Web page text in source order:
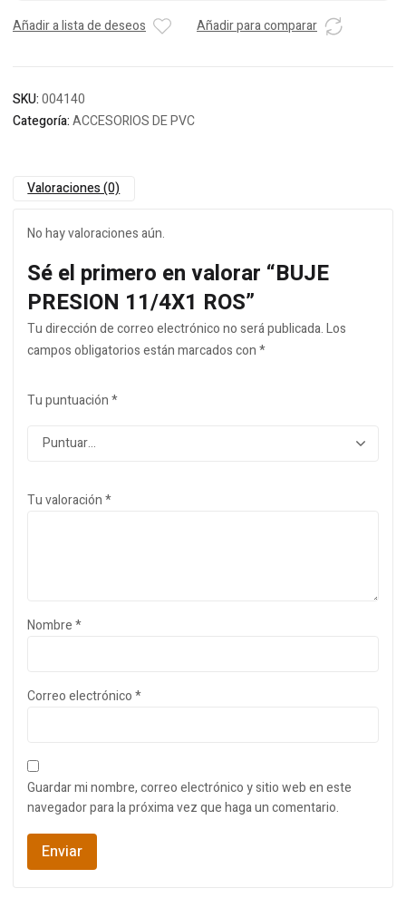
Añadir a lista de deseos Añadir para comparar
SKU:004140
Categoría:ACCESORIOS DE PVC
Valoraciones (0)
No hay valoraciones aún.
Sé el primero en valorar “BUJE
PRESION 11/4X1 ROS”
Tu dirección de correo electrónico no será publicada.Los
campos obligatorios están marcados con*
Tu puntuación*
Tu valoración*
Nombre*
Correo electrónico*
Guardar mi nombre, correo electrónico y sitio web en este
navegador para la próxima vez que haga un comentario.